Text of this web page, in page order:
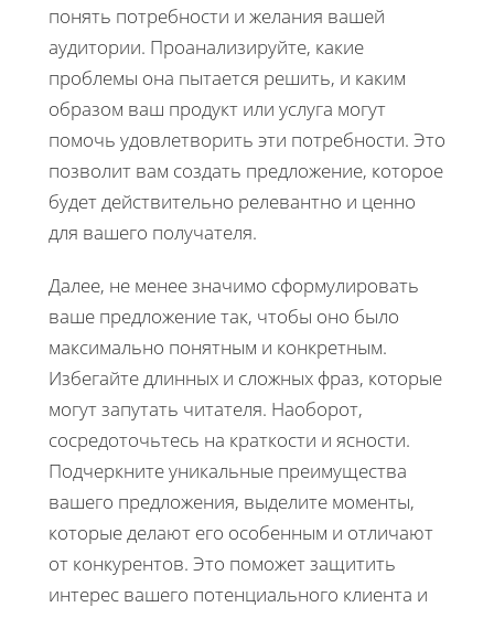
понять потребности и желания вашей
аудитории. Проанализируйте, какие
проблемы она пытается решить, и каким
образом ваш продукт или услуга могут
помочь удовлетворить эти потребности. Это
позволит вам создать предложение, которое
будет действительно релевантно и ценно
для вашего получателя.
Далее, не менее значимо сформулировать
ваше предложение так, чтобы оно было
максимально понятным и конкретным.
Избегайте длинных и сложных фраз, которые
могут запутать читателя. Наоборот,
сосредоточьтесь на краткости и ясности.
Подчеркните уникальные преимущества
вашего предложения, выделите моменты,
которые делают его особенным и отличают
от конкурентов. Это поможет защитить
интерес вашего потенциального клиента и